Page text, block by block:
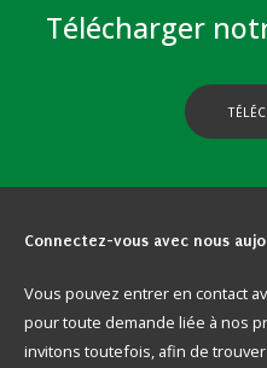
Télécharger
Connectez-vous avec nous
Vous pouvez entrer en contact
pour toute demande liée à nos
invitons toutefois, afin de